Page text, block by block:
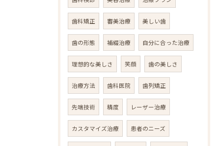
歯科矯正 審美治療 美しい歯
歯の形態 補綴治療 自分に合った治療
理想的な美しさ 笑顔 歯の美しさ
治療方法 歯科医院 歯列矯正
先端技術 精度 レーザー治療
カスタマイズ治療 患者のニーズ